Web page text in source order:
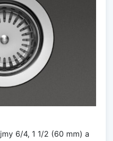
6/4, 1 1/2 (60 mm) a